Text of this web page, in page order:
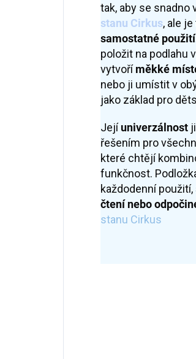
tak, aby se snadno
stanu Cirkus, ale
samostatné použití
položit na podlahu
vytvoříměkké
nebo ji umístit v
jako základ pro
Jejíuniverzálnost
řešením pro
které chtějí
funkčnost.
každodenní použití,
čtení nebo
stanu Cirkus